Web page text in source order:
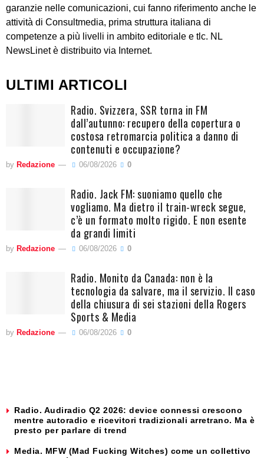
garanzie nelle comunicazioni, cui fanno riferimento anche le
attività di Consultmedia, prima struttura italiana di
competenze a più livelli in ambito editoriale e tlc. NL
NewsLinet è distribuito via Internet.
ULTIMI ARTICOLI
Radio. Svizzera, SSR torna in FM
dall’autunno: recupero della copertura o
costosa retromarcia politica a danno di
contenuti e occupazione?
by Redazione 06/08/2026 0
Radio. Jack FM: suoniamo quello che
vogliamo. Ma dietro il train-wreck segue,
c’è un formato molto rigido. E non esente
da grandi limiti
by Redazione 06/08/2026 0
Radio. Monito da Canada: non è la
tecnologia da salvare, ma il servizio. Il caso
della chiusura di sei stazioni della Rogers
Sports & Media
by Redazione 06/08/2026 0
Radio. Audiradio Q2 2026: device connessi crescono
mentre autoradio e ricevitori tradizionali arretrano. Ma è
presto per parlare di trend
Media. MFW (Mad Fucking Witches) come un collettivo